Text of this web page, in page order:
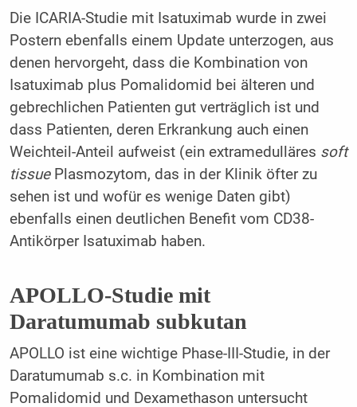
Die ICARIA-Studie mit Isatuximab wurde in zwei
Postern ebenfalls einem Update unterzogen, aus
denen hervorgeht, dass die Kombination von
Isatuximab plus Pomalidomid bei älteren und
gebrechlichen Patienten gut verträglich ist und
dass Patienten, deren Erkrankung auch einen
Weichteil-Anteil aufweist (ein extramedulläres soft
tissuePlasmozytom, das in der Klinik öfter zu
sehen ist und wofür es wenige Daten gibt)
ebenfalls einen deutlichen Benefit vom CD38-
Antikörper Isatuximab haben.
APOLLO-Studie mit
Daratumumab subkutan
APOLLO ist eine wichtige Phase-III-Studie, in der
Daratumumab s.c. in Kombination mit
Pomalidomid und Dexamethason untersucht